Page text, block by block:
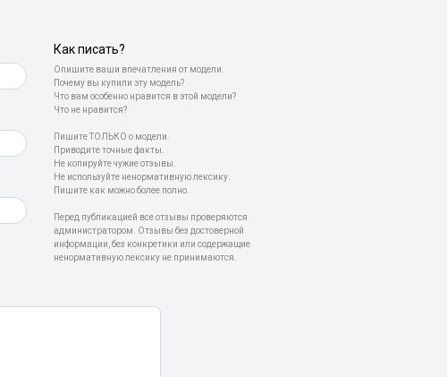
Как писать?
Опишите ваши впечатления от модели.
Почему вы купили эту модель?
Что вам особенно нравится в этой модели?
Что не нравится?
Пишите ТОЛЬКО о модели.
Приводите точные факты.
Не копируйте чужие отзывы.
Не используйте ненормативную лексику.
Пишите как можно более полно.
Перед публикацией все отзывы проверяются
администратором. Отзывы без достоверной
информации, без конкретики или содержащие
ненормативную лексику не принимаются.